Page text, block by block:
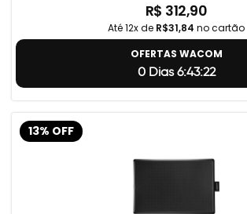
R$ 312,90
Até 12x de R$31,84 no cartão
OFERTAS WACOM
0 Dias 6:43:21
13% OFF